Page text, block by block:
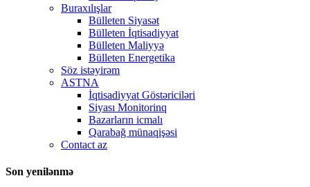
Buraxılışlar
Bülleten Siyasət
Bülleten İqtisadiyyat
Bülleten Maliyyə
Bülleten Energetika
Söz istəyirəm
ASTNA
İqtisadiyyat Göstəriciləri
Siyası Monitorinq
Bazarların icmalı
Qarabağ münaqişəsi
Contact az
Son yenilənmə